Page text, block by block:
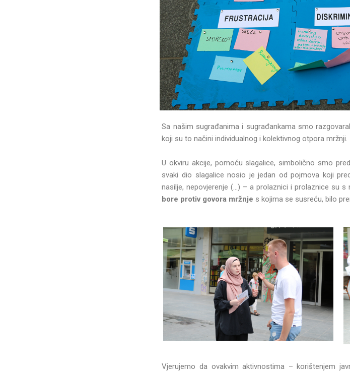
Sa našim sugrađanima i sugrađankama smo
koji su to načini individualnog i kolektivnog otpora mržnji.
U okviru akcije, pomoću slagalice, simbolično smo
svaki dio slagalice nosio je jedan od pojmova koji
nasilje, nepovjerenje (…) – a prolaznici i prolaznice su s
bore protiv govora mržnje s kojima se susreću, bilo
Vjerujemo da ovakvim aktivnostima – korištenjem